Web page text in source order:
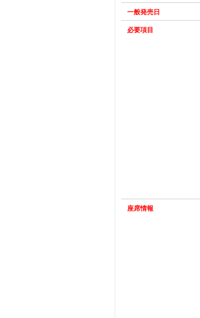
一般発売日
必要項目
座席情報